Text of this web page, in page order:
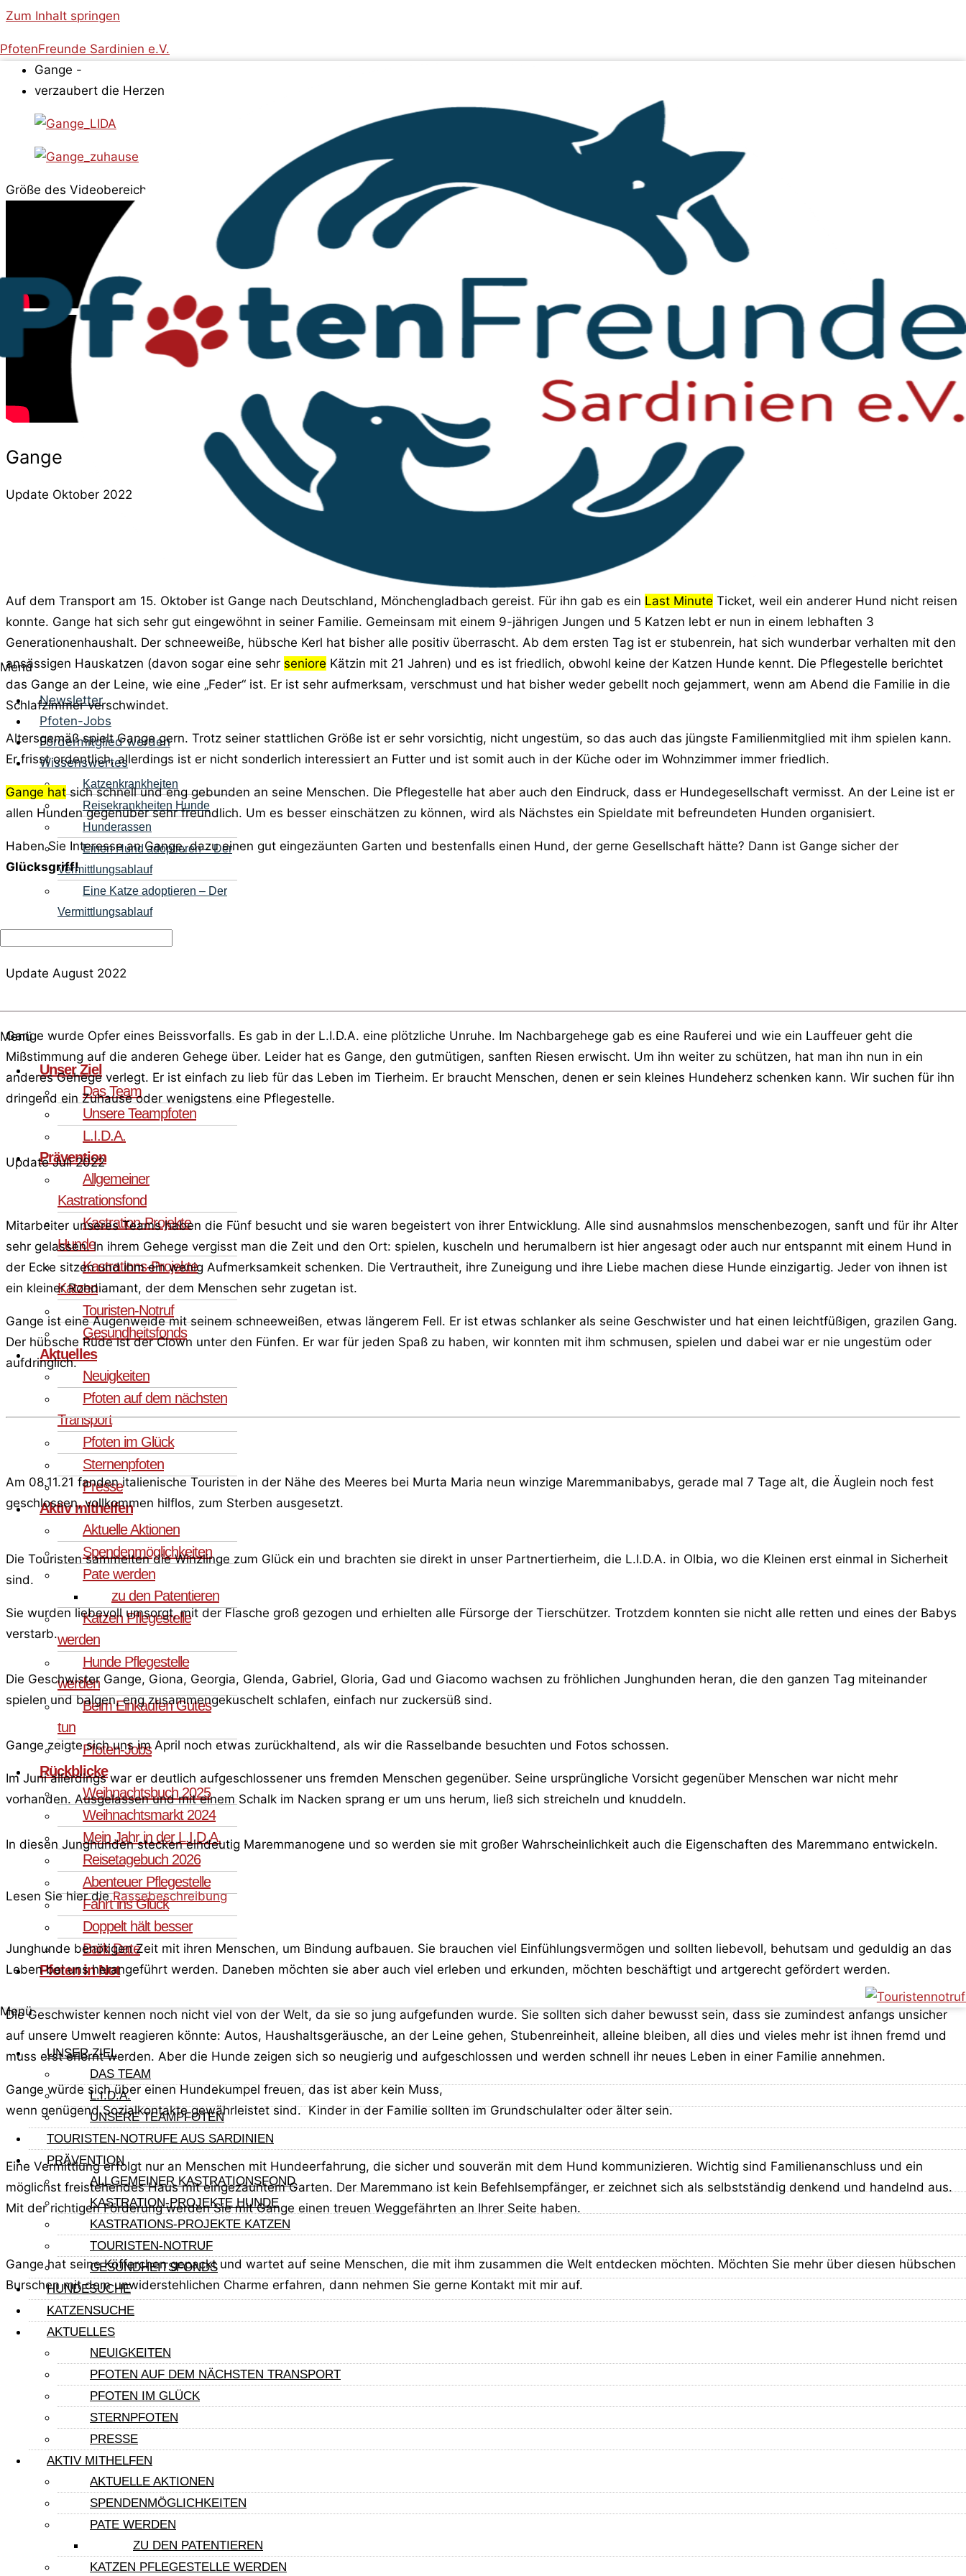
Zum Inhalt springen
PfotenFreunde Sardinien e.V.
Menü
Newsletter
Pfoten-Jobs
Fördermitglied werden
Wissenswertes
Katzenkrankheiten
Reisekrankheiten Hunde
Hunderassen
Einen Hund adoptieren – Der
Vermittlungsablauf
Eine Katze adoptieren – Der
Vermittlungsablauf
Menü
Unser Ziel
Das Team
Unsere Teampfoten
L.I.D.A.
Prävention
Allgemeiner
Kastrationsfond
Kastration-Projekte
Hunde
Kastrations-Projekte
Katzen
Touristen-Notruf
Gesundheitsfonds
Aktuelles
Neuigkeiten
Pfoten auf dem nächsten
Transport
Pfoten im Glück
Sternenpfoten
Presse
Aktiv mithelfen
Aktuelle Aktionen
Spendenmöglichkeiten
Pate werden
zu den Patentieren
Katzen Pflegestelle
werden
Hunde Pflegestelle
werden
Beim Einkaufen Gutes
tun
Pfoten-Jobs
Rückblicke
Weihnachtsbuch 2025
Weihnachtsmarkt 2024
Mein Jahr in der L.I.D.A.
Reisetagebuch 2026
Abenteuer Pflegestelle
Fahrt ins Glück
Doppelt hält besser
Bark Date
Pfoten in Not
Menü
UNSER ZIEL
DAS TEAM
L.I.D.A.
UNSERE TEAMPFOTEN
TOURISTEN-NOTRUFE AUS SARDINIEN
PRÄVENTION
ALLGEMEINER KASTRATIONSFOND
KASTRATION-PROJEKTE HUNDE
KASTRATIONS-PROJEKTE KATZEN
TOURISTEN-NOTRUF
GESUNDHEITSFONDS
HUNDESUCHE
KATZENSUCHE
AKTUELLES
NEUIGKEITEN
PFOTEN AUF DEM NÄCHSTEN TRANSPORT
PFOTEN IM GLÜCK
STERNPFOTEN
PRESSE
AKTIV MITHELFEN
AKTUELLE AKTIONEN
SPENDENMÖGLICHKEITEN
PATE WERDEN
ZU DEN PATENTIEREN
KATZEN PFLEGESTELLE WERDEN
Gange -
verzaubert die Herzen
Größe des Videobereichs anpassen
Gange
Update Oktober 2022
Auf dem Transport am 15. Oktober ist Gange nach Deutschland, Mönchengladbach gereist. Für ihn gab es ein Last Minute Ticket, weil ein anderer Hund nicht reisen
konnte. Gange hat sich sehr gut eingewöhnt in seiner Familie. Gemeinsam mit einem 9-jährigen Jungen und 5 Katzen lebt er nun in einem lebhaften 3
Generationenhaushalt. Der schneeweiße, hübsche Kerl hat bisher alle positiv überrascht. Ab dem ersten Tag ist er stubenrein, hat sich wunderbar verhalten mit den
ansässigen Hauskatzen (davon sogar eine sehr seniore Kätzin mit 21 Jahren) und es ist friedlich, obwohl keine der Katzen Hunde kennt. Die Pflegestelle berichtet
das Gange an der Leine, wie eine „Feder“ ist. Er ist sehr aufmerksam, verschmust und hat bisher weder gebellt noch gejammert, wenn am Abend die Familie in die
Schlafzimmer verschwindet.
Altersgemäß spielt Gange gern. Trotz seiner stattlichen Größe ist er sehr vorsichtig, nicht ungestüm, so das auch das jüngste Familienmitglied mit ihm spielen kann.
Er frisst ordentlich, allerdings ist er nicht sonderlich interessiert an Futter und ist somit auch in der Küche oder im Wohnzimmer immer friedlich.
Gange hatsich schnell und eng gebunden an seine Menschen. Die Pflegestelle hat aber auch den Eindruck, dass er Hundegesellschaft vermisst. An der Leine ist er
allen Hunden gegenüber sehr freundlich. Um es besser einschätzen zu können, wird als Nächstes ein Spieldate mit befreundeten Hunden organisiert.
Haben Sie Interesse an Gange, dazu einen gut eingezäunten Garten und bestenfalls einen Hund, der gerne Gesellschaft hätte? Dann ist Gange sicher der
Glücksgriff!
Update August 2022
Gange wurde Opfer eines Beissvorfalls. Es gab in der L.I.D.A. eine plötzliche Unruhe. Im Nachbargehege gab es eine Rauferei und wie ein Lauffeuer geht die
Mißstimmung auf die anderen Gehege über. Leider hat es Gange, den gutmütigen, sanften Riesen erwischt. Um ihn weiter zu schützen, hat man ihn nun in ein
anderes Gehege verlegt. Er ist einfach zu lieb für das Leben im Tierheim. Er braucht Menschen, denen er sein kleines Hundeherz schenken kann. Wir suchen für ihn
dringend ein Zuhause oder wenigstens eine Pflegestelle.
Update Juli 2022
Mitarbeiter unseres Teams haben die Fünf besucht und sie waren begeistert von ihrer Entwicklung. Alle sind ausnahmslos menschenbezogen, sanft und für ihr Alter
sehr gelassen. In ihrem Gehege vergisst man die Zeit und den Ort: spielen, kuscheln und herumalbern ist hier angesagt oder auch nur entspannt mit einem Hund in
der Ecke sitzen und ihm ein wenig Aufmerksamkeit schenken. Die Vertrautheit, ihre Zuneigung und ihre Liebe machen diese Hunde einzigartig. Jeder von ihnen ist
ein kleiner Rohdiamant, der dem Menschen sehr zugetan ist.
Gange ist eine Augenweide mit seinem schneeweißen, etwas längerem Fell. Er ist etwas schlanker als seine Geschwister und hat einen leichtfüßigen, grazilen Gang.
Der hübsche Rüde ist der Clown unter den Fünfen. Er war für jeden Spaß zu haben, wir konnten mit ihm schmusen, spielen und dabei war er nie ungestüm oder
aufdringlich.
Am 08.11.21 fanden italienische Touristen in der Nähe des Meeres bei Murta Maria neun winzige Maremmanibabys, gerade mal 7 Tage alt, die Äuglein noch fest
geschlossen, vollkommen hilflos, zum Sterben ausgesetzt.
Die Touristen sammelten die Winzlinge zum Glück ein und brachten sie direkt in unser Partnertierheim, die L.I.D.A. in Olbia, wo die Kleinen erst einmal in Sicherheit
sind.
Sie wurden liebevoll umsorgt, mit der Flasche groß gezogen und erhielten alle Fürsorge der Tierschützer. Trotzdem konnten sie nicht alle retten und eines der Babys
verstarb.
Die Geschwister Gange, Giona, Georgia, Glenda, Gabriel, Gloria, Gad und Giacomo wachsen zu fröhlichen Junghunden heran, die den ganzen Tag miteinander
spielen und balgen, eng zusammengekuschelt schlafen, einfach nur zuckersüß sind.
Gange zeigte sich uns im April noch etwas zurückhaltend, als wir die Rasselbande besuchten und Fotos schossen.
Im Juni allerdings war er deutlich aufgeschlossener uns fremden Menschen gegenüber. Seine ursprüngliche Vorsicht gegenüber Menschen war nicht mehr
vorhanden. Ausgelassen und mit einem Schalk im Nacken sprang er um uns herum, ließ sich streicheln und knuddeln.
In diesen Junghunden stecken eindeutig Maremmanogene und so werden sie mit großer Wahrscheinlichkeit auch die Eigenschaften des Maremmano entwickeln.
Lesen Sie hier dieRassebeschreibung
Junghunde benötigen Zeit mit ihren Menschen, um Bindung aufbauen. Sie brauchen viel Einfühlungsvermögen und sollten liebevoll, behutsam und geduldig an das
Leben bei uns herangeführt werden. Daneben möchten sie aber auch viel erleben und erkunden, möchten beschäftigt und artgerecht gefördert werden.
Die Geschwister kennen noch nicht viel von der Welt, da sie so jung aufgefunden wurde. Sie sollten sich daher bewusst sein, dass sie zumindest anfangs unsicher
auf unsere Umwelt reagieren könnte: Autos, Haushaltsgeräusche, an der Leine gehen, Stubenreinheit, alleine bleiben, all dies und vieles mehr ist ihnen fremd und
muss erst erlernt werden. Aber die Hunde zeigen sich so neugierig und aufgeschlossen und werden schnell ihr neues Leben in einer Familie annehmen.
Gange würde sich über einen Hundekumpel freuen, das ist aber kein Muss,
wenn genügend Sozialkontakte gewährleistet sind. Kinder in der Familie sollten im Grundschulalter oder älter sein.
Eine Vermittlung erfolgt nur an Menschen mit Hundeerfahrung, die sicher und souverän mit dem Hund kommunizieren. Wichtig sind Familienanschluss und ein
möglichst freistehendes Haus mit eingezäuntem Garten. Der Maremmano ist kein Befehlsempfänger, er zeichnet sich als selbstständig denkend und handelnd aus.
Mit der richtigen Förderung werden Sie mit Gange einen treuen Weggefährten an Ihrer Seite haben.
Gange hat seine Köfferchen gepackt und wartet auf seine Menschen, die mit ihm zusammen die Welt entdecken möchten. Möchten Sie mehr über diesen hübschen
Burschen mit dem unwiderstehlichen Charme erfahren, dann nehmen Sie gerne Kontakt mit mir auf.
Hinweis:
Die Angaben über die Tiere in Deutschland, werden in Zusammenarbeit mit unseren Pflegestellen laufend aktualisiert und neu bewertet. Alle Hunde, die in
Deutschland auf einer Pflegestelle sind, werden mindestens einmal einem Tierarzt vorgestellt. Beim ersten Check werden Augen, Ohren, Zähne, Herz, Lunge, etc.
kontrolliert. Zudem wird dem Hund Blut zur Kontrolle der Reisekrankheiten entnommen. Krankheiten sind nicht bekannt, sofern keine Krankheit angegeben ist.
Schlummernde Krankheiten sind immer möglich. Die Mehrzahl unserer Vermittlungstiere hat nie ein festes Zuhause kennengelernt und mit Menschen wenig oder
keine guten Erfahrungen gemacht Diese Prägungen können bei einigen Tieren psychische Spuren oder körperliche Defizite hinterlassen.
Alex Sieber
alex.sieber@pfotenfreunde-sardinien.deoder direkt